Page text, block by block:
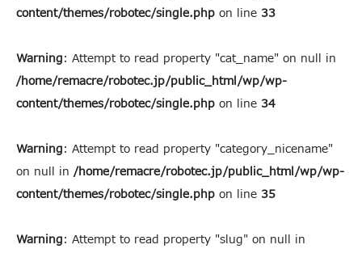
content/themes/robotec/single.php on line 33
Warning: Attempt to read property "cat_name" on null in
/home/remacre/robotec.jp/public_html/wp/wp-
content/themes/robotec/single.php on line 34
Warning: Attempt to read property "category_nicename"
on null in /home/remacre/robotec.jp/public_html/wp/wp-
content/themes/robotec/single.php on line 35
Warning: Attempt to read property "slug" on null in